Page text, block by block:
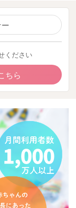
ください
ちら